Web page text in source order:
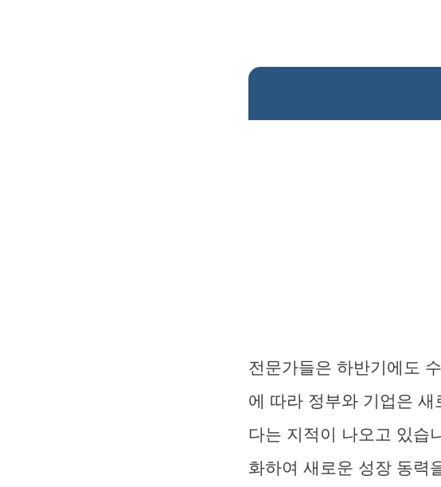
전문가들은 하반기에도
에 따라 정부와 기업은
다는 지적이 나오고 있습
화하여 새로운 성장 동력